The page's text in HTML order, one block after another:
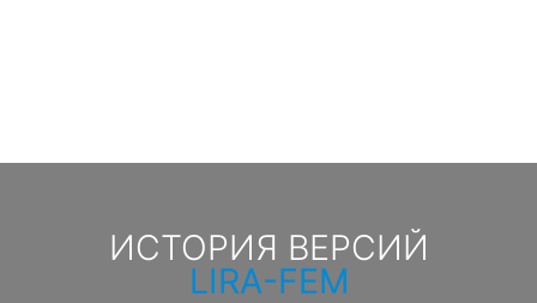
ИСТОРИЯ ВЕРСИЙ
LIRA-FEM